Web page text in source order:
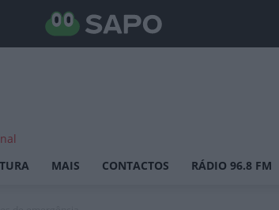
MAIS CONTACTOS RÁDIO 96.8 FM